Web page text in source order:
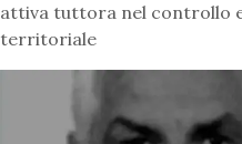
attiva tuttora nel controllo
territoriale